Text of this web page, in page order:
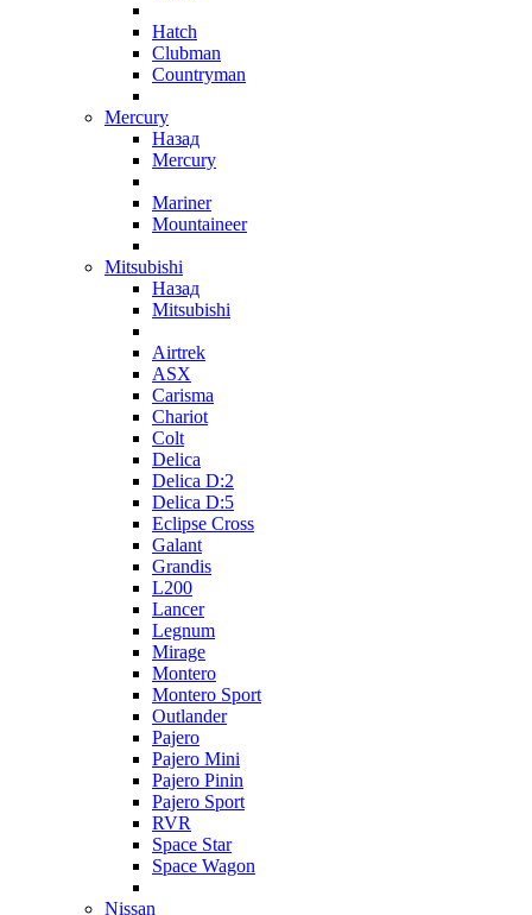
Hatch
Clubman
Countryman
Mercury
Назад
Mercury
Mariner
Mountaineer
Mitsubishi
Назад
Mitsubishi
Airtrek
ASX
Carisma
Chariot
Colt
Delica
Delica D:2
Delica D:5
Eclipse Cross
Galant
Grandis
L200
Lancer
Legnum
Mirage
Montero
Montero Sport
Outlander
Pajero
Pajero Mini
Pajero Pinin
Pajero Sport
RVR
Space Star
Space Wagon
Nissan